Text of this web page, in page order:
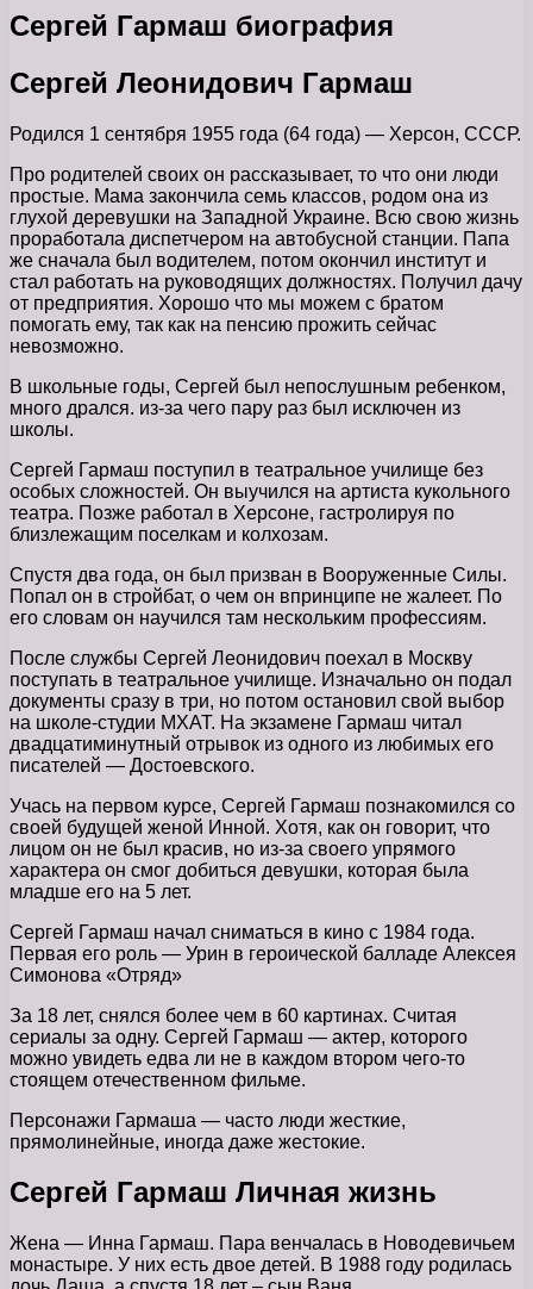
Сергей Гармаш биография
Сергей Леонидович Гармаш
Родился 1 сентября 1955 года (64 года) — Херсон, СССР.
Про родителей своих он рассказывает, то что они люди
простые. Мама закончила семь классов, родом она из
глухой деревушки на Западной Украине. Всю свою жизнь
проработала диспетчером на автобусной станции. Папа
же сначала был водителем, потом окончил институт и
стал работать на руководящих должностях. Получил дачу
от предприятия. Хорошо что мы можем с братом
помогать ему, так как на пенсию прожить сейчас
невозможно.
В школьные годы, Сергей был непослушным ребенком,
много дрался. из-за чего пару раз был исключен из
школы.
Сергей Гармаш поступил в театральное училище без
особых сложностей. Он выучился на артиста кукольного
театра. Позже работал в Херсоне, гастролируя по
близлежащим поселкам и колхозам.
Спустя два года, он был призван в Вооруженные Силы.
Попал он в стройбат, о чем он впринципе не жалеет. По
его словам он научился там нескольким профессиям.
После службы Сергей Леонидович поехал в Москву
поступать в театральное училище. Изначально он подал
документы сразу в три, но потом остановил свой выбор
на школе-студии МХАТ. На экзамене Гармаш читал
двадцатиминутный отрывок из одного из любимых его
писателей — Достоевского.
Учась на первом курсе, Сергей Гармаш познакомился со
своей будущей женой Инной. Хотя, как он говорит, что
лицом он не был красив, но из-за своего упрямого
характера он смог добиться девушки, которая была
младше его на 5 лет.
Сергей Гармаш начал сниматься в кино с 1984 года.
Первая его роль — Урин в героической балладе Алексея
Симонова «Отряд»
За 18 лет, снялся более чем в 60 картинах. Считая
сериалы за одну. Сергей Гармаш — актер, которого
можно увидеть едва ли не в каждом втором чего-то
стоящем отечественном фильме.
Персонажи Гармаша — часто люди жесткие,
прямолинейные, иногда даже жестокие.
Сергей Гармаш Личная жизнь
Жена — Инна Гармаш. Пара венчалась в Новодевичьем
монастыре. У них есть двое детей. В 1988 году родилась